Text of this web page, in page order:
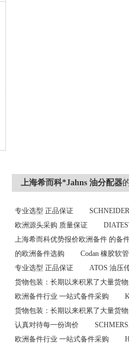
上海希而科*Jahns 油分配器
专业选型 正品保证 SCHNEIDER
欧洲源头采购 质量保证 DIATEST
上海希而科优势报价欧洲备件 的
的欧洲备件选购 Codan 橡胶软管
专业选型 正品保证 ATOS 油压传
货物包装：长期以来积累了大量货
欧洲备件行业 一站式备件采购
货物包装：长期以来积累了大量货
认真对待每一份询价
欧洲备件行业 一站式备件采购